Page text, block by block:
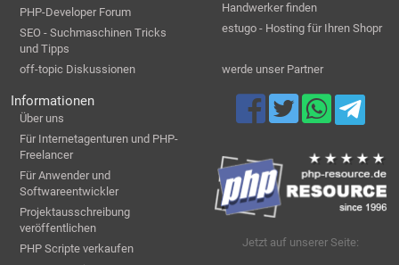
PHP-Developer Forum
SEO - Suchmaschinen Tricks
und Tipps
off-topic Diskussionen
Handwerker finden
estugo - Hosting für Ihren Shopr
werde unser Partner
Informationen
Über uns
Für Internetagenturen und PHP-
Freelancer
Für Anwender und
Softwareentwickler
Projektausschreibung
veröffentlichen
PHP Scripte verkaufen
Jetzt auf unserer Seite: